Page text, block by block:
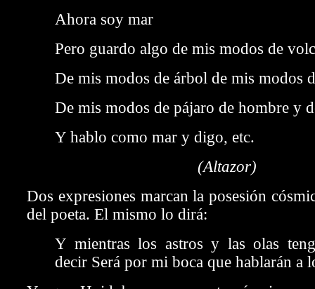
Ahora soy mar
Pero guardo algo de mis modos de
De mis modos de árbol de mis modos
De mis modos de pájaro de hombre y
Y hablo como mar y digo, etc.
(Altazor)
Dos expresiones marcan la posesión
del poeta. El mismo lo dirá:
Y mientras los astros y las olas
decir Será por mi boca que hablarán a